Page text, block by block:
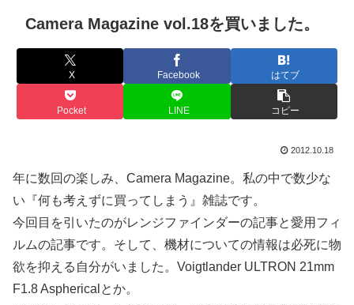
Camera Magazine vol.18を買いました。
X Facebook はてブ
Pocket LINE コピー
2012.10.18
年に数回の楽しみ、Camera Magazine。私の中で数少な
い『何も考えずに買ってしまう』雑誌です。
今回目を引いたのがレンジファインダーの記事と愛用フィ
ルムの記事です。そして、機材についての情報は必死に物
欲を抑える自分がいました。Voigtlander ULTRON 21mm
F1.8 Asphericalとか。